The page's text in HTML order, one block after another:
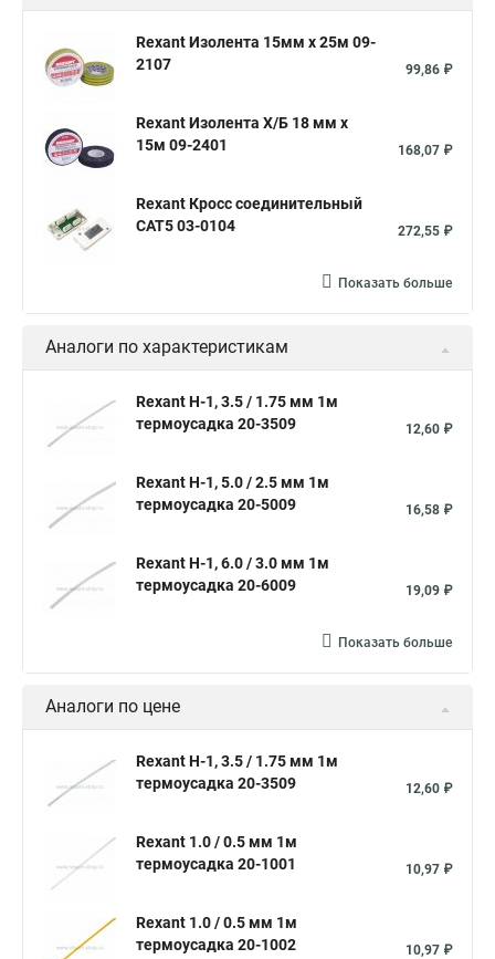
Клеевая термоусадочная трубка
Термоусадочная трубка 40
Трубка термоусадочная 20 Набор термоусадок
Термоусадка диаметры
Трубка термоусадочная 8
Трубка термоусадочная 1м Термоусадка белая
Производство термоусадочных трубок
Термоусадка с клеем
Соединение термоусадкой Термоусадка клеевая 3 мм
Термоусадка с клеевым слоем
Набор термоусадочных трубок
Термоусадочная трубка 4
Трубка термоусадочная 100 Термоусадочная трубка 40 20
Трубки термоусадочные клеевые ттк
Термоусадочная трубка размеры
Термоусадка для проводов размеры
Rexant Изолента 15мм х 25м 09-
2107
99,86 ₽
Rexant Изолента Х/Б 18 мм х
15м 09-2401
168,07 ₽
Rexant Кросс соединительный
CAT5 03-0104
272,55 ₽
Показать больше
Аналоги по характеристикам
Rexant Н-1, 3.5 / 1.75 мм 1м
термоусадка 20-3509
12,60 ₽
Rexant Н-1, 5.0 / 2.5 мм 1м
термоусадка 20-5009
16,58 ₽
Rexant Н-1, 6.0 / 3.0 мм 1м
термоусадка 20-6009
19,09 ₽
Показать больше
Аналоги по цене
Rexant Н-1, 3.5 / 1.75 мм 1м
термоусадка 20-3509
12,60 ₽
Rexant 1.0 / 0.5 мм 1м
термоусадка 20-1001
10,97 ₽
Rexant 1.0 / 0.5 мм 1м
термоусадка 20-1002
10,97 ₽